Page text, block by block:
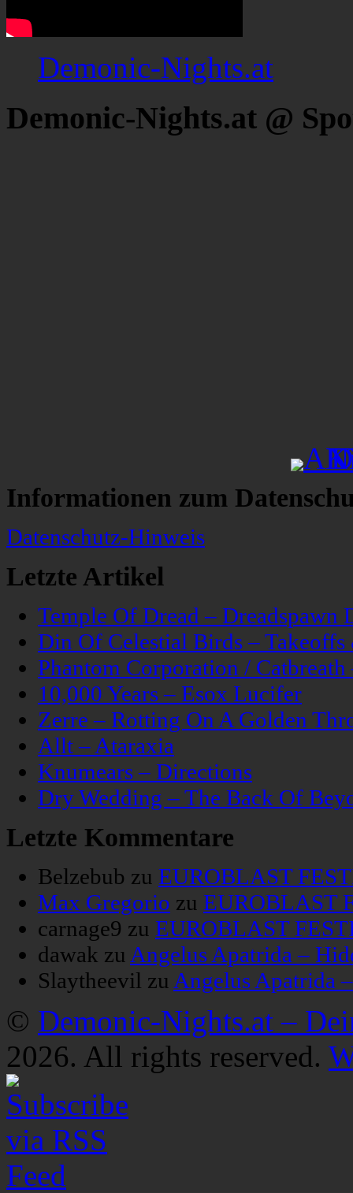
Demonic-Nights.at
Demonic-Nights.at @
Informationen zum
Datenschutz-Hinweis
Letzte Artikel
Temple Of Dread – Dreadspawn
Din Of Celestial Birds –
Phantom Corporation /
10,000 Years – Esox Lucifer
Zerre – Rotting On A Golden
Allt – Ataraxia
Knumears – Directions
Dry Wedding – The Back Of
Letzte Kommentare
Belzebub zu EUROBLAST
Max Gregorio zu EUROBLAST
carnage9 zu EUROBLAST
dawak zu Angelus Apatrida –
Slaytheevil zu Angelus Apatrida
© Demonic-Nights.at –
2026. All rights reserved.